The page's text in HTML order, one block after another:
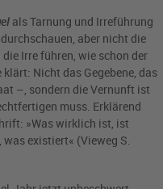
als Tarnung und Irreführung
durchschauen, aber nicht die
Irre führen, wie schon der
Nicht das Gegebene, das
–, sondern die Vernunft ist
muss. Erklärend
»Was wirklich ist, ist
existiert« (Vieweg S.